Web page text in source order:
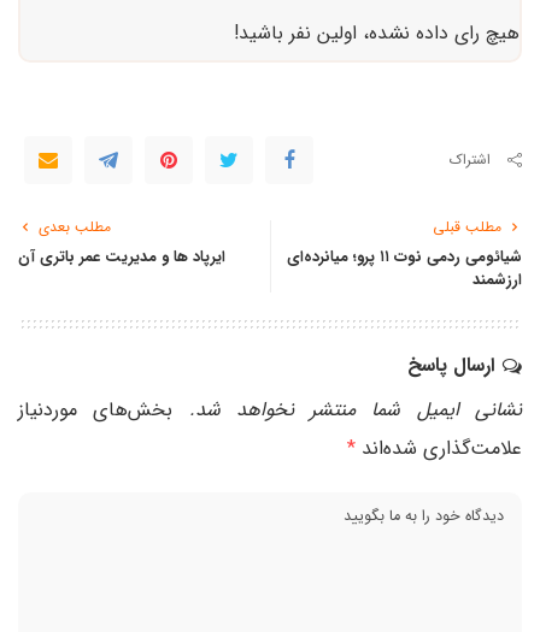
هیچ رای داده نشده، اولین نفر باشید!
اشتراک
مطلب قبلی
شیائومی ردمی نوت ۱۱ پرو؛ میانرده‌ای
ارزشمند
مطلب بعدی
ایرپاد ها و مدیریت عمر باتری آن
ارسال پاسخ
نشانی ایمیل شما منتشر نخواهد شد.
بخش‌های موردنیاز
علامت‌گذاری شده‌اند *